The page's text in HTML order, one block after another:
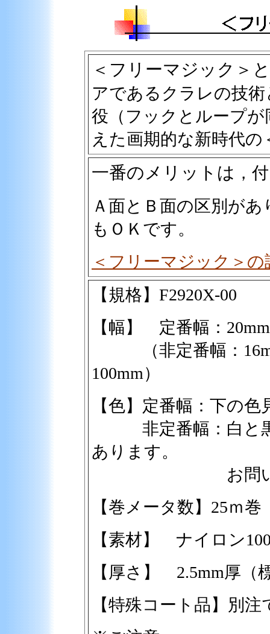
＜フリーマジック＞
アであるクラレの技
役（フックとループ
えた画期的な新時代
一番のメリットは ，
Ａ面とＢ面の区別が
もＯＫです。
＜フリーマジック＞の
【規格】F2920X-00
【幅】 定番幅：
（非定番幅：
100mm）
【色】定番幅：下の
非定番幅：白と黒
あります。
お問い合わ
【巻メータ数】25ｍ巻
【素材】 ナイロン
【厚さ】 2.5mm厚（
【特殊コート品】別注